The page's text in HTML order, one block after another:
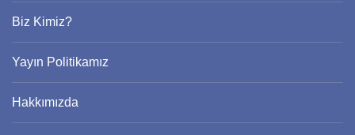
Biz Kimiz?
Yayın Politikamız
Hakkımızda